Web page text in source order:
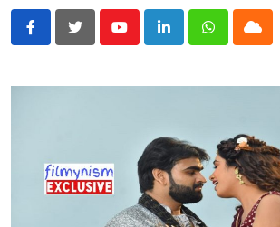
YoutubeLinkedInWhatsappCloud